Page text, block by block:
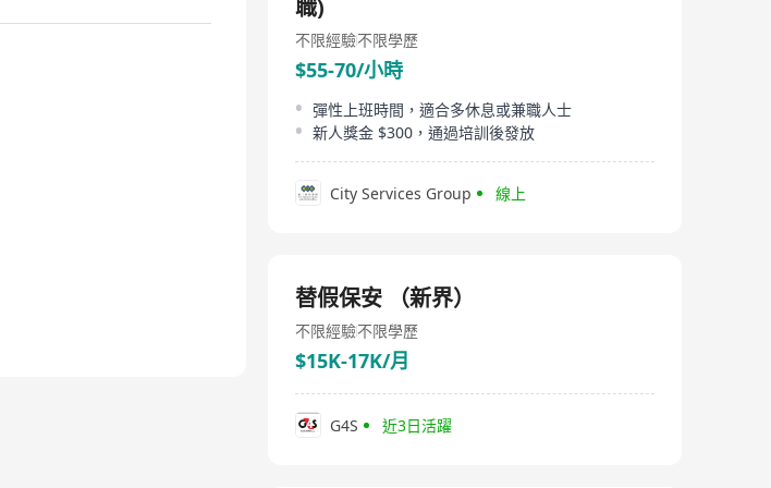
職)
不限經驗不限學歷
$55-70/小時
彈性上班時間，適合多休息或兼職人士
新人獎金 $300，通過培訓後發放
City Services Group 線上
替假保安 （新界）
不限經驗不限學歷
$15K-17K/月
G4S 近3日活躍